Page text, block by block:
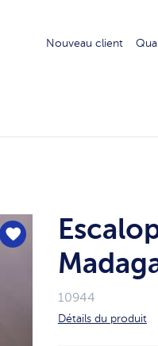
Nouveau client
10944
Détails du produit